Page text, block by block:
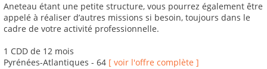
Aneteau étant une petite structure, vous pourrez également être
appelé à réaliser d’autres missions si besoin, toujours dans le
cadre de votre activité professionnelle.
1 CDD de 12 mois
Pyrénées-Atlantiques - 64 [ voir l'offre complète ]